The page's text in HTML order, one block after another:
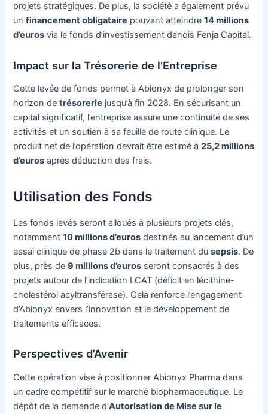
projets stratégiques. De plus, la société a également prévu
unfinancement obligataire pouvant atteindre14 millions
d’euros via le fonds d’investissement danois Fenja Capital.
Impact sur la Trésorerie de l’Entreprise
Cette levée de fonds permet à Abionyx de prolonger son
horizon detrésorerie jusqu’à fin 2028. En sécurisant un
capital significatif, l’entreprise assure une continuité de ses
activités et un soutien à sa feuille de route clinique. Le
produit net de l’opération devrait être estimé à25,2 millions
d’euros après déduction des frais.
Utilisation des Fonds
Les fonds levés seront alloués à plusieurs projets clés,
notamment10 millions d’euros destinés au lancement d’un
essai clinique de phase 2b dans le traitement dusepsis. De
plus, près de9 millions d’euros seront consacrés à des
projets autour de l’indication LCAT (déficit en lécithine-
cholestérol acyltransférase). Cela renforce l’engagement
d’Abionyx envers l’innovation et le développement de
traitements efficaces.
Perspectives d’Avenir
Cette opération vise à positionner Abionyx Pharma dans
un cadre compétitif sur le marché biopharmaceutique. Le
dépôt de la demande d’Autorisation de Mise sur le